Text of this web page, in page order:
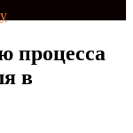
процесса
в